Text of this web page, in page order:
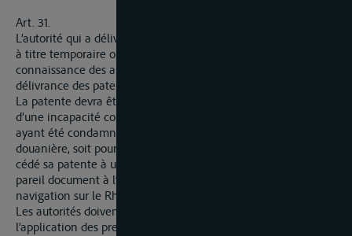
Art. 31.
L’autorité qui a délivré la patente a seule le droit de la retirer,
à titre temporaire ou définitif. Ce retrait est porté à la
connaissance des autres autorités compétentes pour la
délivrance des patentes.
La patente devra être retirée au titulaire ayant fait preuve
d’une incapacité constituant un danger pour la navigation ou
ayant été condamné, soit pour faits répétés de fraude
douanière, soit pour atteintes graves à la propriété, ou ayant
cédé sa patente à une autre personne ne possédant pas un
pareil document à l’effet de la mettre en mesure d’exercer la
navigation sur le Rhin.
Les autorités doivent se prêter un concours mutuel pour
l’application des prescriptions du présent article.